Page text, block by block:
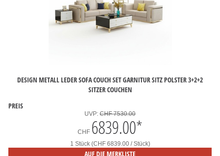
DESIGN METALL LEDER SOFA COUCH SET GARNITUR SITZ POLSTER 3+2+2
SITZER COUCHEN
PREIS
UVP: CHF 7530.00
CHF 6839.00*
1 Stück (CHF 6839.00 / Stück)
AUF DIE MERKLISTE